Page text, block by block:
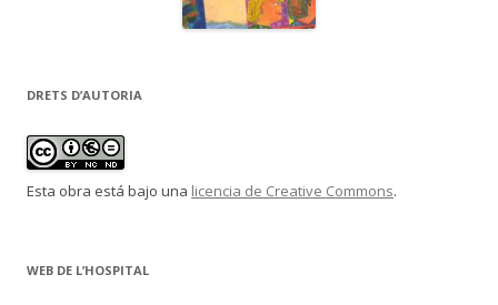
DRETS D’AUTORIA
Esta obra está bajo una licencia de Creative Commons.
WEB DE L’HOSPITAL